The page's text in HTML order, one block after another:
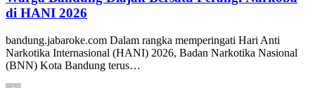
di HANI 2026
bandung.jabaroke.com Dalam rangka memperingati Hari Anti
Narkotika Internasional (HANI) 2026, Badan Narkotika Nasional
(BNN) Kota Bandung terus…